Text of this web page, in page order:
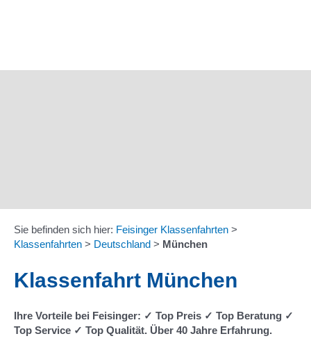
Sie befinden sich hier: Feisinger Klassenfahrten >
Klassenfahrten > Deutschland > München
Klassenfahrt München
Ihre Vorteile bei Feisinger: ✓ Top Preis ✓ Top Beratung ✓
Top Service ✓ Top Qualität. Über 40 Jahre Erfahrung.